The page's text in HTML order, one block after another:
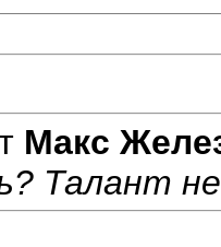
Макс
Талант